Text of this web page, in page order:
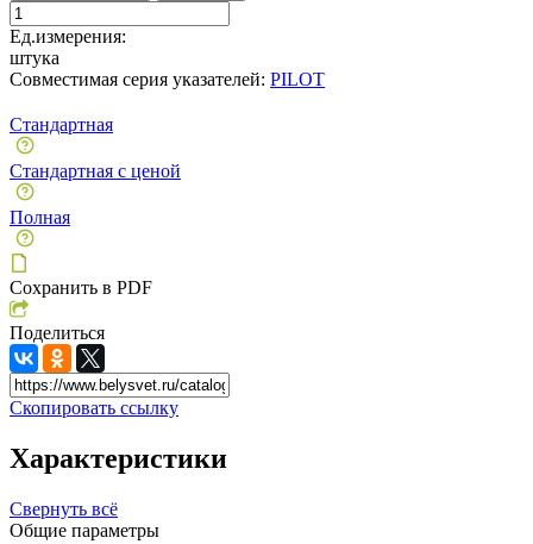
Ед.измерения:
штука
Совместимая серия указателей: PILOT
Стандартная
Стандартная с ценой
Полная
Сохранить в PDF
Поделиться
Скопировать ссылку
Характеристики
Свернуть всё
Общие параметры